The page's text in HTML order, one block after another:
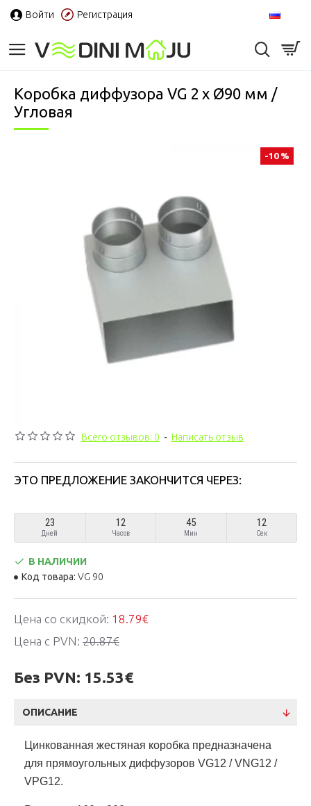
Войти Регистрация
Коробка диффузора VG 2 x Ø90 мм /
Угловая
-10 %
Всего отзывов: 0 - Написать отзыв
ЭТО ПРЕДЛОЖЕНИЕ ЗАКОНЧИТСЯ ЧЕРЕЗ:
23
Дней
12
Часов
45
Мин
12
Сек
Цена со скидкой: 18.79€
Цена с PVN: 20.87€
Без PVN: 15.53€
В НАЛИЧИИ
Код товара: VG 90
ОПИСАНИЕ
Цинкованная жестяная коробка предназначена
для прямоугольных диффузоров VG12 / VNG12 /
VPG12.